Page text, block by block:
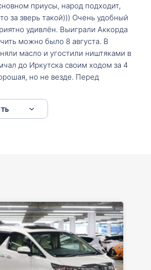
приусы, народ подходит,
за зверь такой))) Очень удобный
удивлён. Выиграли Аккорда
можно было 8 августа. В
масло и угостили ништяками в
до Иркутска своим ходом за 4
но не везде. Перед
пути следования.